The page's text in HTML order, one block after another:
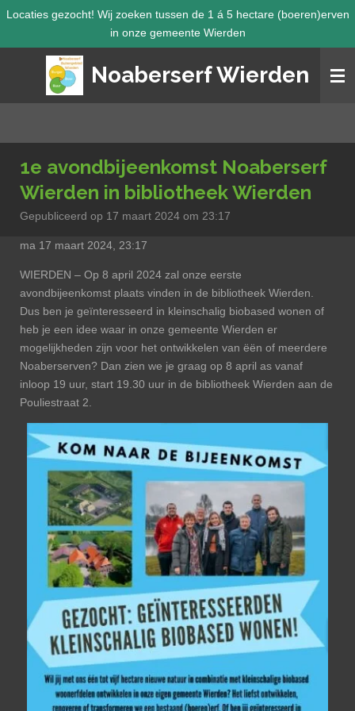
Ga
hoofdinhoud
Noaberserf Wierden
Locaties gezocht! Wij zoeken tussen de 1 á 5 hectare (boeren)erven
in onze gemeente Wierden
1e avondbijeenkomst Noaberserf
Wierden in bibliotheek Wierden
Gepubliceerd op 17 maart 2024 om 23:17
ma 17 maart 2024, 23:17
WIERDEN – Op 8 april 2024 zal onze eerste
avondbijeenkomst plaats vinden in de bibliotheek Wierden.
Dus ben je geïnteresseerd in kleinschalig biobased wonen of
heb je een idee waar in onze gemeente Wierden er
mogelijkheden zijn voor het ontwikkelen van ëën of meerdere
Noaberserven? Dan zien we je graag op 8 april as vanaf
inloop 19 uur, start 19.30 uur in de bibliotheek Wierden aan de
Pouliestraat 2.